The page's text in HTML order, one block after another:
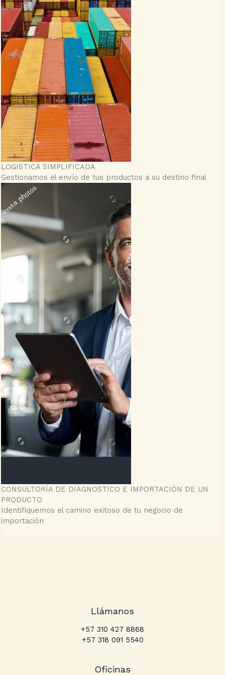
LOGISTICA SIMPLIFICADA
Gestionamos el envío de tus productos a su destino final
CONSULTORÍA DE DIAGNOSTICO E IMPORTACIÓN DE UN
PRODUCTO
Identifiquemos el camino exitoso de tu negocio de
importación
Llámanos
+57 310 427 8868
+57 318 091 5540
Oficinas